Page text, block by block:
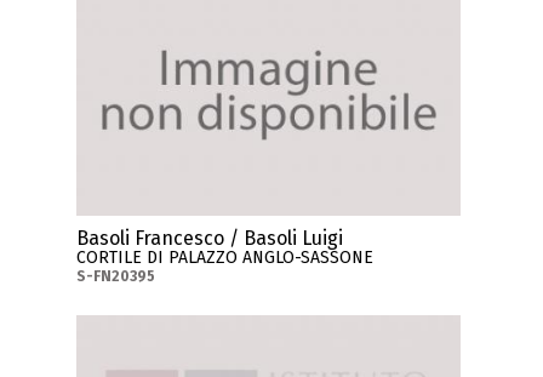
Basoli Francesco / Basoli Luigi
CORTILE DI PALAZZO ANGLO-SASSONE
S-FN20395